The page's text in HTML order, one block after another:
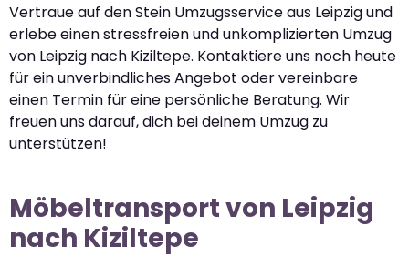
Vertraue auf den Stein Umzugsservice aus Leipzig und
erlebe einen stressfreien und unkomplizierten Umzug
von Leipzig nach Kiziltepe. Kontaktiere uns noch heute
für ein unverbindliches Angebot oder vereinbare
einen Termin für eine persönliche Beratung. Wir
freuen uns darauf, dich bei deinem Umzug zu
unterstützen!
Möbeltransport von Leipzig
nach Kiziltepe